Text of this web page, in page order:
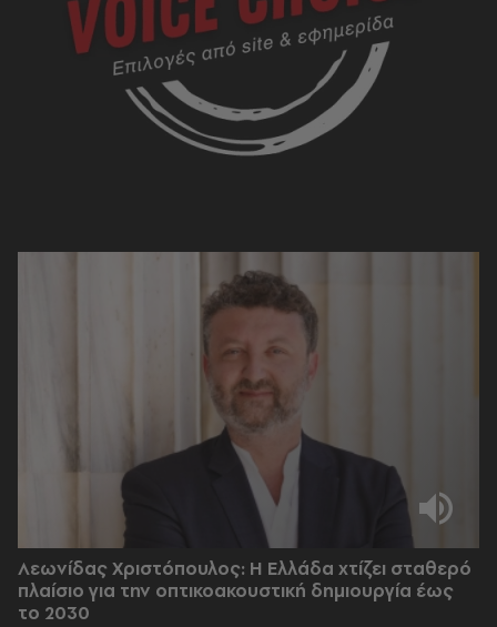
Λεωνίδας Χριστόπουλος: Η Ελλάδα χτίζει σταθερό
πλαίσιο για την οπτικοακουστική δημιουργία έως
το 2030